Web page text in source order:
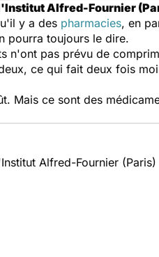
Alfred-Fournier
y a des pharmacies, en
pourra toujours le dire.
n'ont pas prévu de
ce qui fait deux fois
Mais ce sont des
Alfred-Fournier (Paris)